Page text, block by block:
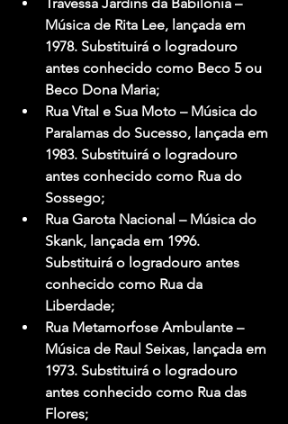
Música de Rita Lee, lançada em
1978. Substituirá o logradouro
antes conhecido como Beco 5 ou
Beco Dona Maria;
Rua Vital e Sua Moto – Música do
Paralamas do Sucesso, lançada em
1983. Substituirá o logradouro
antes conhecido como Rua do
Sossego;
Rua Garota Nacional – Música do
Skank, lançada em 1996.
Substituirá o logradouro antes
conhecido como Rua da
Liberdade;
Rua Metamorfose Ambulante –
Música de Raul Seixas, lançada em
1973. Substituirá o logradouro
antes conhecido como Rua das
Flores;